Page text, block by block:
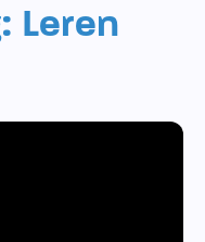
Leren